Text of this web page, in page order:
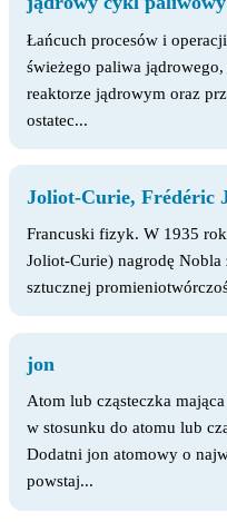
Łańcuch procesów i
świeżego paliwa
reaktorze jądrowym oraz
ostatec...
Joliot-Curie, Frédéric
Francuski fizyk. W 1935
Joliot-Curie) nagrodę
sztucznej
jon
Atom lub cząsteczka
w stosunku do atomu lub
Dodatni jon atomowy o
powstaj...